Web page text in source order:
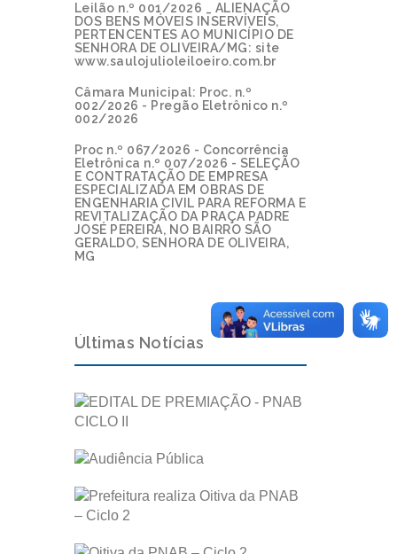
Leilão n.º 001/2026 _ ALIENAÇÃO
DOS BENS MÓVEIS INSERVÍVEIS,
PERTENCENTES AO MUNICÍPIO DE
SENHORA DE OLIVEIRA/MG: site
www.saulojulioleiloeiro.com.br
Câmara Municipal: Proc. n.º
002/2026 - Pregão Eletrônico n.º
002/2026
Proc n.º 067/2026 - Concorrência
Eletrônica n.º 007/2026 - SELEÇÃO
E CONTRATAÇÃO DE EMPRESA
ESPECIALIZADA EM OBRAS DE
ENGENHARIA CIVIL PARA REFORMA E
REVITALIZAÇÃO DA PRAÇA PADRE
JOSÉ PEREIRA, NO BAIRRO SÃO
GERALDO, SENHORA DE OLIVEIRA,
MG
Últimas Notícias